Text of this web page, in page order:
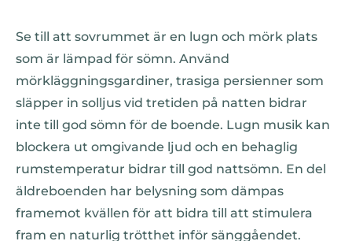
Se till att sovrummet är en lugn och mörk plats
som är lämpad för sömn. Använd
mörkläggningsgardiner, trasiga persienner som
släpper in solljus vid tretiden på natten bidrar
inte till god sömn för de boende. Lugn musik kan
blockera ut omgivande ljud och en behaglig
rumstemperatur bidrar till god nattsömn. En del
äldreboenden har belysning som dämpas
framemot kvällen för att bidra till att stimulera
fram en naturlig trötthet inför sänggåendet.